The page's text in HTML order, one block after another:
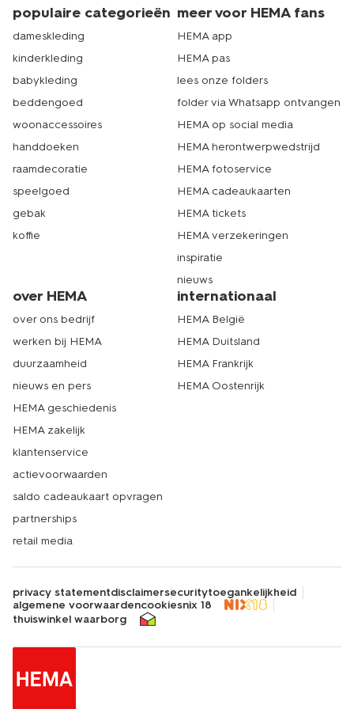
populaire categorieën
dameskleding
kinderkleding
babykleding
beddengoed
woonaccessoires
handdoeken
raamdecoratie
speelgoed
gebak
koffie
meer voor HEMA fans
HEMA app
HEMA pas
lees onze folders
folder via Whatsapp ontvangen
HEMA op social media
HEMA herontwerpwedstrijd
HEMA fotoservice
HEMA cadeaukaarten
HEMA tickets
HEMA verzekeringen
inspiratie
nieuws
over HEMA
over ons bedrijf
werken bij HEMA
duurzaamheid
nieuws en pers
HEMA geschiedenis
HEMA zakelijk
klantenservice
actievoorwaarden
saldo cadeaukaart opvragen
partnerships
retail media
internationaal
HEMA België
HEMA Duitsland
HEMA Frankrijk
HEMA Oostenrijk
privacy statementdisclaimersecuritytoegankelijkheid
algemene voorwaardencookiesnix 18
thuiswinkel waarborg